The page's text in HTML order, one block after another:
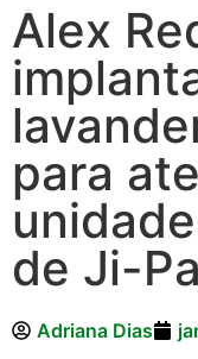
Alex
para
de Ji-
Adriana Dias